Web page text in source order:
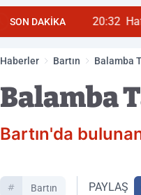
SON DAKİKA 20:32
Haberler Bartın Balamba
Balamba
Bartın'da
Bartın PAYLAŞ